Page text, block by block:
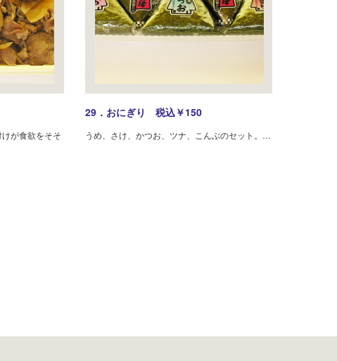
が食欲をそそ
29．おにぎり 税込￥150
うめ、さけ、かつお、ツナ、こんぶのセット。…